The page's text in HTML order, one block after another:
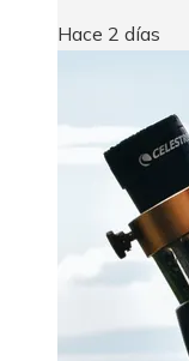
Hace 2 días